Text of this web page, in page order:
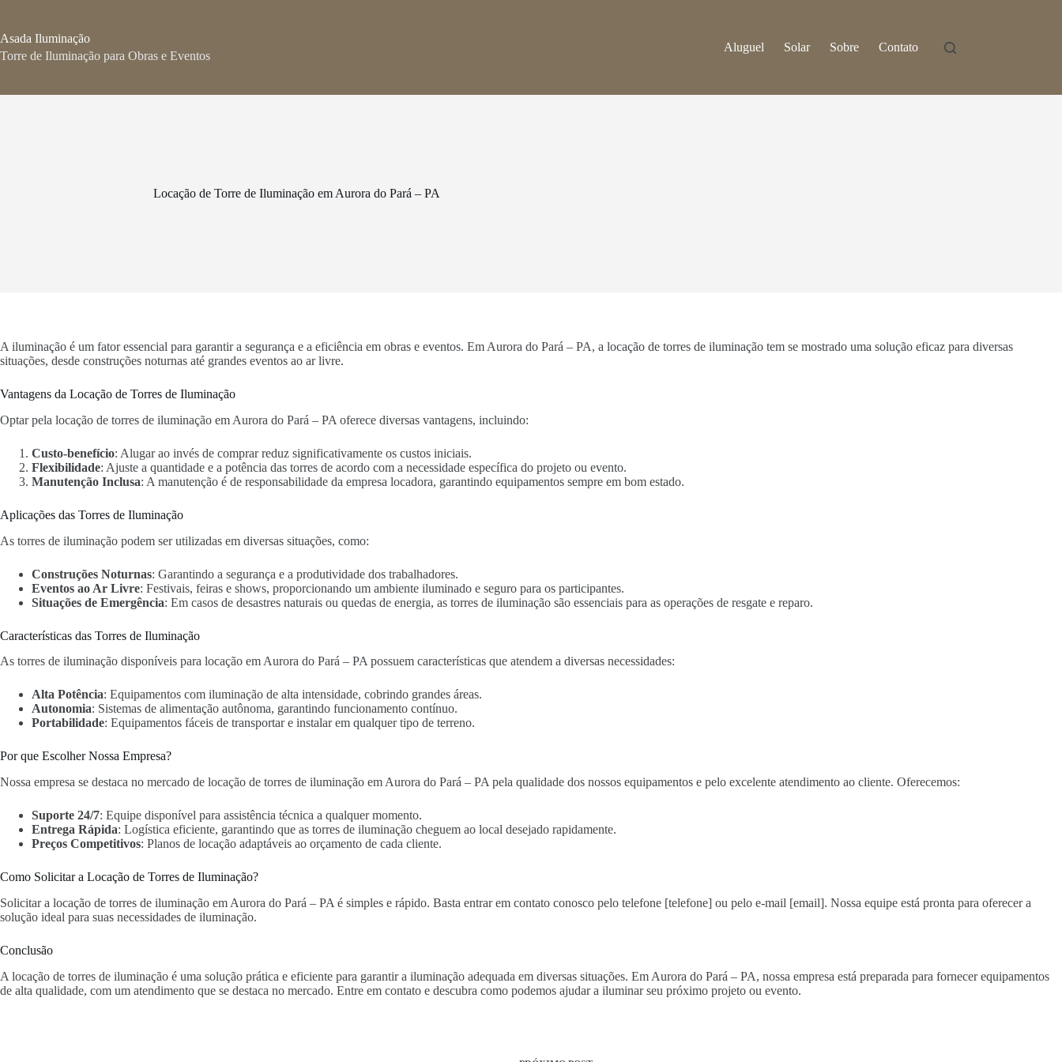
o
conteúdo
Asada Iluminação
Torre de Iluminação para Obras e Eventos
Aluguel Solar Sobre Contato
Locação de Torre de Iluminação em Aurora do Pará – PA
A iluminação é um fator essencial para garantir a segurança e a eficiência em obras e eventos. Em Aurora do Pará – PA, a locação de torres de iluminação tem se mostrado uma solução eficaz para diversas
situações, desde construções noturnas até grandes eventos ao ar livre.
Vantagens da Locação de Torres de Iluminação
Optar pela locação de torres de iluminação em Aurora do Pará – PA oferece diversas vantagens, incluindo:
Custo-benefício: Alugar ao invés de comprar reduz significativamente os custos iniciais.
Flexibilidade: Ajuste a quantidade e a potência das torres de acordo com a necessidade específica do projeto ou evento.
Manutenção Inclusa: A manutenção é de responsabilidade da empresa locadora, garantindo equipamentos sempre em bom estado.
Aplicações das Torres de Iluminação
As torres de iluminação podem ser utilizadas em diversas situações, como:
Construções Noturnas: Garantindo a segurança e a produtividade dos trabalhadores.
Eventos ao Ar Livre: Festivais, feiras e shows, proporcionando um ambiente iluminado e seguro para os participantes.
Situações de Emergência: Em casos de desastres naturais ou quedas de energia, as torres de iluminação são essenciais para as operações de resgate e reparo.
Características das Torres de Iluminação
As torres de iluminação disponíveis para locação em Aurora do Pará – PA possuem características que atendem a diversas necessidades:
Alta Potência: Equipamentos com iluminação de alta intensidade, cobrindo grandes áreas.
Autonomia: Sistemas de alimentação autônoma, garantindo funcionamento contínuo.
Portabilidade: Equipamentos fáceis de transportar e instalar em qualquer tipo de terreno.
Por que Escolher Nossa Empresa?
Nossa empresa se destaca no mercado de locação de torres de iluminação em Aurora do Pará – PA pela qualidade dos nossos equipamentos e pelo excelente atendimento ao cliente. Oferecemos:
Suporte 24/7: Equipe disponível para assistência técnica a qualquer momento.
Entrega Rápida: Logística eficiente, garantindo que as torres de iluminação cheguem ao local desejado rapidamente.
Preços Competitivos: Planos de locação adaptáveis ao orçamento de cada cliente.
Como Solicitar a Locação de Torres de Iluminação?
Solicitar a locação de torres de iluminação em Aurora do Pará – PA é simples e rápido. Basta entrar em contato conosco pelo telefone [telefone] ou pelo e-mail [email]. Nossa equipe está pronta para oferecer a
solução ideal para suas necessidades de iluminação.
Conclusão
A locação de torres de iluminação é uma solução prática e eficiente para garantir a iluminação adequada em diversas situações. Em Aurora do Pará – PA, nossa empresa está preparada para fornecer equipamentos
de alta qualidade, com um atendimento que se destaca no mercado. Entre em contato e descubra como podemos ajudar a iluminar seu próximo projeto ou evento.